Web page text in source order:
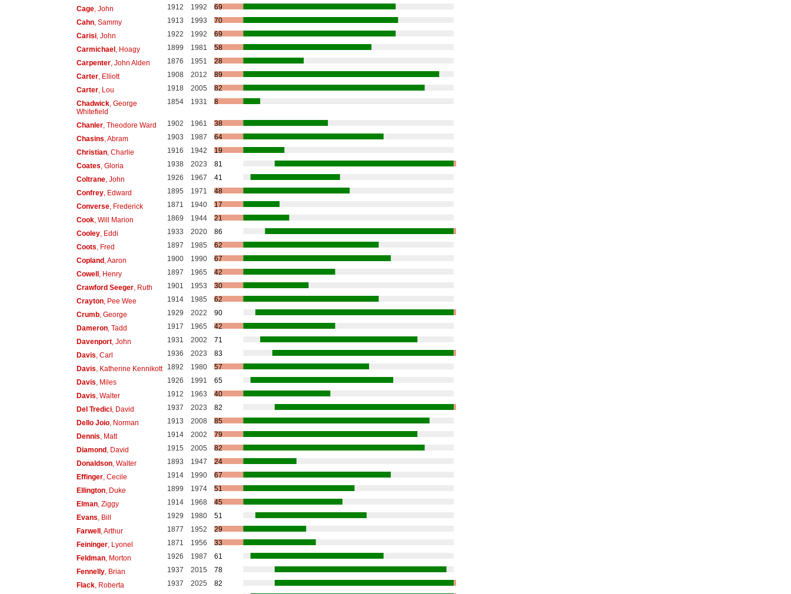
Cage, John 1912 1992
69
Cahn, Sammy 1913 1993
70
Carisi, John 1922 1992
69
Carmichael, Hoagy 1899 1981
58
Carpenter, John Alden 1876 1951
28
Carter, Elliott 1908 2012
89
Carter, Lou 1918 2005
82
Chadwick, George
Whitefield
1854 1931 8
Chanler, Theodore Ward 1902 1961
38
Chasins , Abram 1903 1987
64
Christian, Charlie 1916 1942
19
Coates , Gloria 1938 2023
81
Coltrane, John 1926 1967
41
Confrey, Edward 1895 1971
48
Converse, Frederick 1871 1940
17
Cook, Will Marion 1869 1944
21
Cooley, Eddi 1933 2020
86
Coots , Fred 1897 1985
62
Copland, Aaron 1900 1990
67
Cowell, Henry 1897 1965
42
Crawford Seeger, Ruth 1901 1953
30
Crayton, Pee Wee 1914 1985
62
Crumb, George 1929 2022
90
Dameron, Tadd 1917 1965
42
Davenport, John 1931 2002
71
Davis , Carl 1936 2023
83
Davis , Katherine Kennikott 1892 1980
57
Davis , Miles 1926 1991
65
Davis , Walter 1912 1963
40
Del Tredici, David 1937 2023
82
Dello Joio, Norman 1913 2008
85
Dennis , Matt 1914 2002
79
Diamond, David 1915 2005
82
Donaldson, Walter 1893 1947
24
Effinger, Cecile 1914 1990
67
Ellington, Duke 1899 1974
51
Elman, Ziggy 1914 1968
45
Evans , Bill 1929 1980
51
Farwell, Arthur 1877 1952
29
Feininger, Lyonel 1871 1956
33
Feldman, Morton 1926 1987
61
Fennelly, Brian 1937 2015
78
Flack, Roberta 1937 2025
82